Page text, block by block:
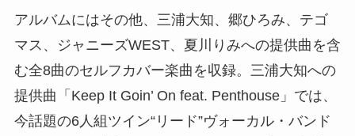
アルバムにはその他、三浦大知、郷ひろみ、テゴ
マス、ジャニーズWEST、夏川りみへの提供曲を含
む全8曲のセルフカバー楽曲を収録。三浦大知への
提供曲「Keep It Goin’ On feat. Penthouse」では、
今話題の6人組ツイン“リード”ヴォーカル・バンド